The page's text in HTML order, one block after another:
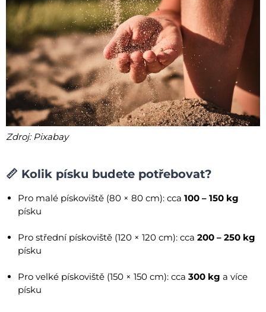
Zdroj: Pixabay
📏 Kolik písku budete potřebovat?
Pro malé pískoviště (80 × 80 cm): cca 100 – 150 kg
písku
Pro střední pískoviště (120 × 120 cm): cca 200 – 250 kg
písku
Pro velké pískoviště (150 × 150 cm): cca 300 kg a více
písku